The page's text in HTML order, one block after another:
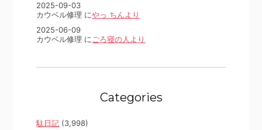
2025-09-03
カウベル修理 にやっ ちんより
2025-06-09
カウベル修理 に ごろ寝の人より
Categories
駄日記 (3,998)